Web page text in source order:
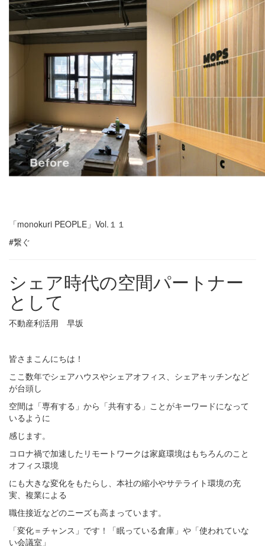
「monokuri PEOPLE」Vol.１１
#繋ぐ
シェア時代の空間パートナー
として
不動産利活用 早坂
皆さまこんにちは！
ここ数年でシェアハウスやシェアオフィス、シェアキッチンなど
が台頭し
空間は「専有する」から「共有する」ことがキーワードになって
いるように
感じます。
コロナ禍で加速したリモートワークは家庭環境はもちろんのこと
オフィス環境
にも大きな変化をもたらし、本社の縮小やサテライト環境の充
実、複業による
職住接近などのニーズも高まっています。
「変化＝チャンス」です！「眠っている倉庫」や「使われていな
い会議室」